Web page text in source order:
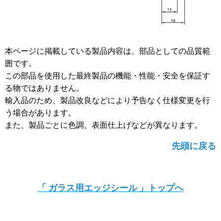
本ページに掲載している製品内容は、部品としての品質範
囲です。
この部品を使用した最終製品の機能・性能・安全を保証す
る物ではありません。
輸入品のため、製品改良などにより予告なく仕様変更を行
う場合があります。
また、製品ごとに色調、表面仕上げなどが異なります。
先頭に戻る
「 ガラス用エッジシール 」トップへ